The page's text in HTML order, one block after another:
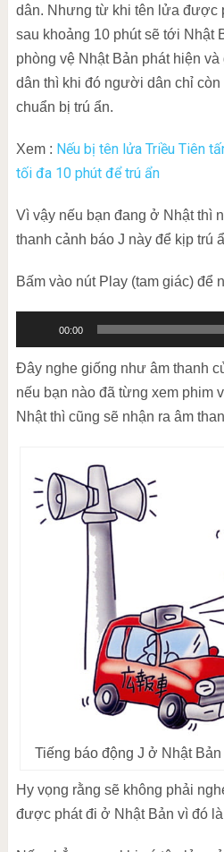
dân. Nhưng từ khi tên lửa được
sau khoảng 10 phút sẽ tới Nhật
phòng vệ Nhật Bản phát hiện
dân thì khi đó người dân chỉ còn
chuẩn bị trú ẩn.
Xem : Nếu bị tên lửa Triều Tiên
tối đa 10 phút để trú ẩn
Vì vậy nếu bạn đang ở Nhật thì
thanh cảnh báo J này để kịp trú
Bấm vào nút Play (tam giác) để
phát
âm
thanh
00:00
Đây nghe giống như âm thanh
nếu bạn nào đã từng xem phim
Nhật thì cũng sẽ nhận ra âm
Tiếng báo động J ở Nhật
Hy vọng rằng sẽ không phải
được phát đi ở Nhật Bản vì đó